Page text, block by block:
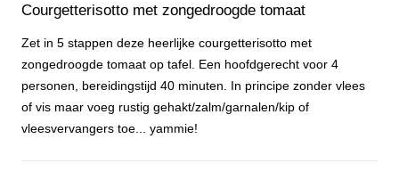
Courgetterisotto met zongedroogde tomaat
Zet in 5 stappen deze heerlijke courgetterisotto met
zongedroogde tomaat op tafel. Een hoofdgerecht voor 4
personen, bereidingstijd 40 minuten. In principe zonder vlees
of vis maar voeg rustig gehakt/zalm/garnalen/kip of
vleesvervangers toe... yammie!